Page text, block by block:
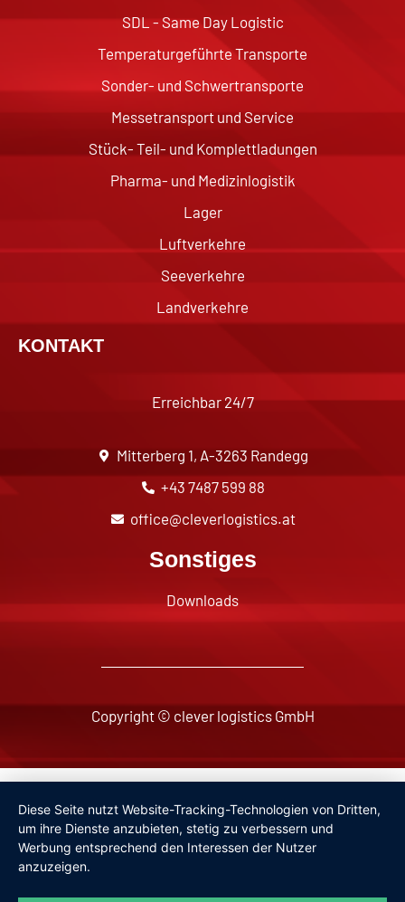
SDL - Same Day Logistic
Temperaturgeführte Transporte
Sonder- und Schwertransporte
Messetransport und Service
Stück- Teil- und Komplettladungen
Pharma- und Medizinlogistik
Lager
Luftverkehre
Seeverkehre
Landverkehre
KONTAKT
Erreichbar 24/7
Mitterberg 1, A-3263 Randegg
+43 7487 599 88
office@cleverlogistics.at
Sonstiges
Downloads
Copyright © clever logistics GmbH
Impressum
Datenschutzerklärung
Diese Seite nutzt Website-Tracking-Technologien von Dritten,
um ihre Dienste anzubieten, stetig zu verbessern und
Werbung entsprechend den Interessen der Nutzer
anzuzeigen.